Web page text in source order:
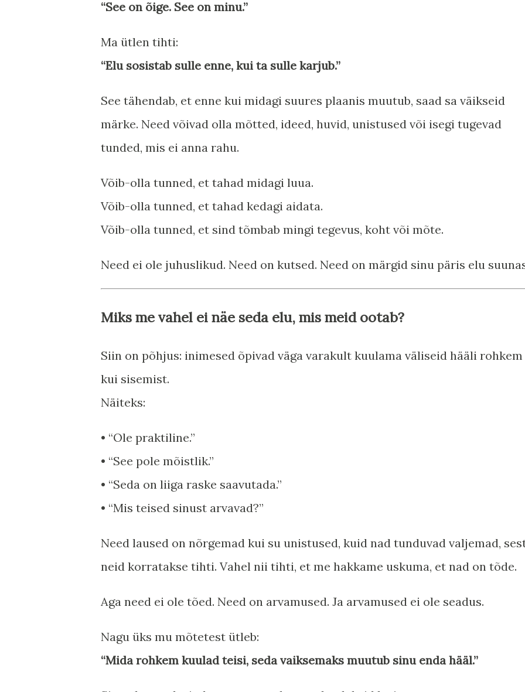
“See on õige. See on minu.”
Ma ütlen tihti:
“Elu sosistab sulle enne, kui ta sulle karjub.”
See tähendab, et enne kui midagi suures plaanis muutub, saad sa väikseid
märke. Need võivad olla mõtted, ideed, huvid, unistused või isegi tugevad
tunded, mis ei anna rahu.
Võib-olla tunned, et tahad midagi luua.
Võib-olla tunned, et tahad kedagi aidata.
Võib-olla tunned, et sind tõmbab mingi tegevus, koht või mõte.
Need ei ole juhuslikud. Need on kutsed. Need on märgid sinu päris elu
Miks me vahel ei näe seda elu, mis meid ootab?
Siin on põhjus: inimesed õpivad väga varakult kuulama väliseid hääli rohkem
kui sisemist.
Näiteks:
• “Ole praktiline.”
• “See pole mõistlik.”
• “Seda on liiga raske saavutada.”
• “Mis teised sinust arvavad?”
Need laused on nõrgemad kui su unistused, kuid nad tunduvad valjemad,
neid korratakse tihti. Vahel nii tihti, et me hakkame uskuma, et nad on tõde.
Aga need ei ole tõed. Need on arvamused. Ja arvamused ei ole seadus.
Nagu üks mu mõtetest ütleb:
“Mida rohkem kuulad teisi, seda vaiksemaks muutub sinu enda hääl.”